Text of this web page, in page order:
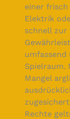
einer frisch
Elektrik
schnell zur
Spielraum.
Mangel
Rechte